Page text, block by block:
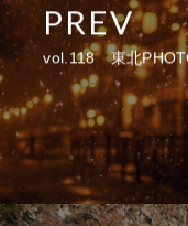
PREV
vol.118 東北